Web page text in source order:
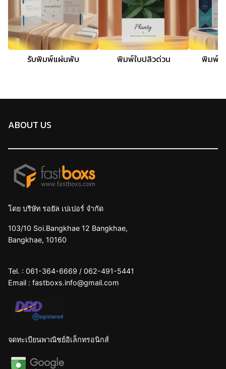
รับพิมพ์แผ่นพับ พิมพ์ใบปลิวด่วน พิมพ์โ
ABOUT US
โดย บริษัท รอยัล เปเปอร์ จำกัด
103/10 Soi.Bangkhae 12 Bangkhae,
Bangkhae, 10160
Tel. : 061-364-6669 / 062-491-5441
Email : fastboxs.info@gmail.com
จดทะเบียนพาณิชย์อิเล็กทรอนิกส์